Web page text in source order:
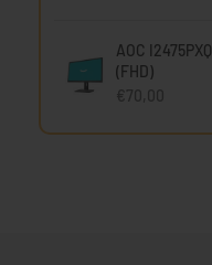
AOC
(FHD)
€70,00